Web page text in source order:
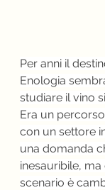
Per anni il
Enologia
studiare il vino
Era un
con un settore
una domanda
inesauribile,
scenario è